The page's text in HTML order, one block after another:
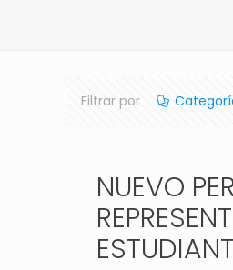
Filtrar por
NUEVO